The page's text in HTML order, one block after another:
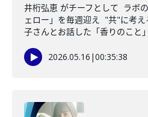
井桁弘恵 がチーフとして ラボ
ェロー」を毎週迎え "共"に考
子さんとお話した「香りのこと
2026.05.16 |00:35:38